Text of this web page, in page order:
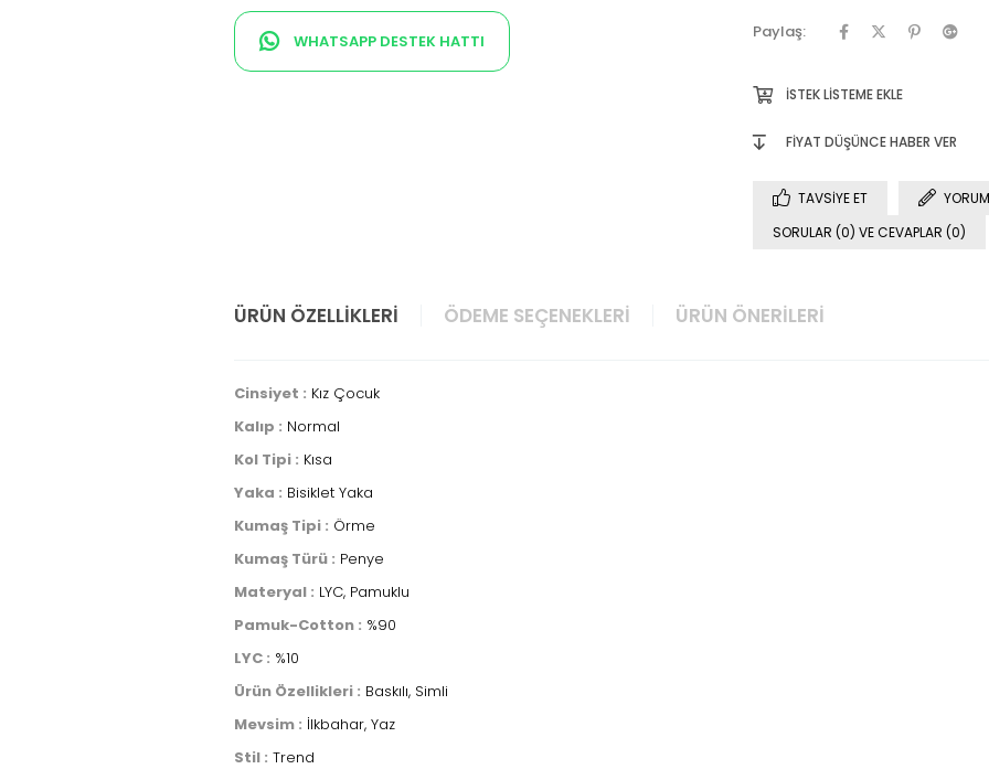
WHATSAPP DESTEK HATTI Paylaş:
İSTEK LISTEME EKLE
FIYAT DÜŞÜNCE HABER VER
TAVSIYE ET
SORULAR (0) VE CEVAPLAR (0)
ÜRÜN ÖZELLIKLERI ÖDEME SEÇENEKLERI ÜRÜN ÖNERILERI
Cinsiyet : Kız Çocuk
Kalıp : Normal
Kol Tipi : Kısa
Yaka : Bisiklet Yaka
Kumaş Tipi : Örme
Kumaş Türü : Penye
Materyal : LYC, Pamuklu
Pamuk-Cotton : %90
LYC : %10
Ürün Özellikleri : Baskılı, Simli
Mevsim : İlkbahar, Yaz
Stil : Trend